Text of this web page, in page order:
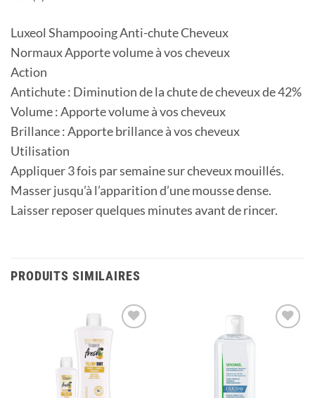
Luxeol Shampooing Anti-chute Cheveux
Normaux Apporte volume à vos cheveux
Action
Antichute : Diminution de la chute de cheveux de 42%
Volume : Apporte volume à vos cheveux
Brillance : Apporte brillance à vos cheveux
Utilisation
Appliquer 3 fois par semaine sur cheveux mouillés.
Masser jusqu’à l’apparition d’une mousse dense.
Laisser reposer quelques minutes avant de rincer.
PRODUITS SIMILAIRES